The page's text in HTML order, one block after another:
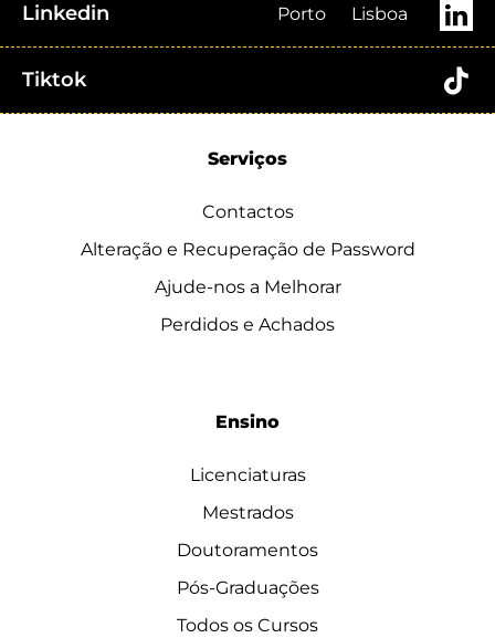
Linkedin Porto Lisboa
Tiktok
Serviços
Contactos
Alteração e Recuperação de Password
Ajude-nos a Melhorar
Perdidos e Achados
Ensino
Licenciaturas
Mestrados
Doutoramentos
Pós-Graduações
Todos os Cursos